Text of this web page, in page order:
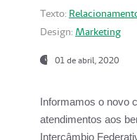
Texto:
Design: Marketing
01 de abril, 2020
Informamos o novo
atendimentos aos
Intercâmbio